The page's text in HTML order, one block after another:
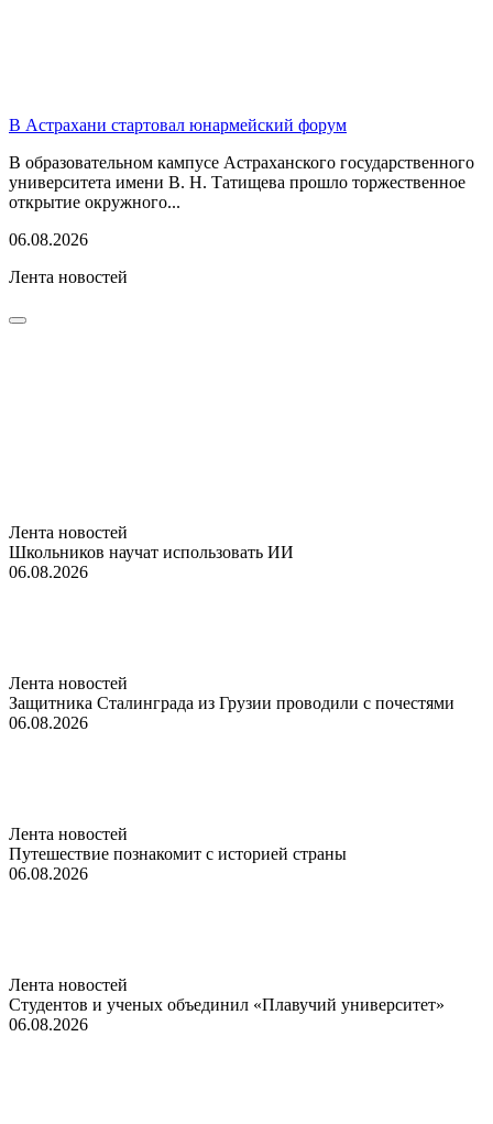
В Астрахани стартовал юнармейский форум
В образовательном кампусе Астраханского государственного
университета имени В. Н. Татищева прошло торжественное
открытие окружного...
06.08.2026
Лента новостей
Лента новостей
Школьников научат использовать ИИ
06.08.2026
Лента новостей
Защитника Сталинграда из Грузии проводили с почестями
06.08.2026
Лента новостей
Путешествие познакомит с историей страны
06.08.2026
Лента новостей
Студентов и ученых объединил «Плавучий университет»
06.08.2026